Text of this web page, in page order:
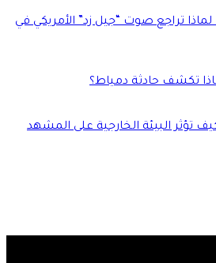
تراجع صوت “جيل زد” الأمريكي في
تكشف حادثة دمياط؟
تؤثر البيئة الخارجية على المشهد